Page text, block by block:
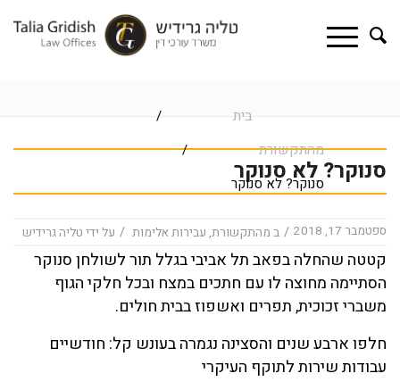
בית /
מהתקשורת
/
סנוקר? לא סנוקר
סנוקר? לא סנוקר
ספטמבר 17, 2018 / ב מהתקשורת, עבירות אלימות / על ידי טליה גרידיש
קטטה שהחלה בפאב תל אביבי בגלל תור לשולחן סנוקר
הסתיימה מחוצה לו עם חתכים במצח ובכל חלקי הגוף
משברי זכוכית, תפרים ואשפוז בבית חולים.
חלפו ארבע שנים והסצינה נגמרה בעונש קל: חודשיים
עבודות שירות לתוקף העיקרי